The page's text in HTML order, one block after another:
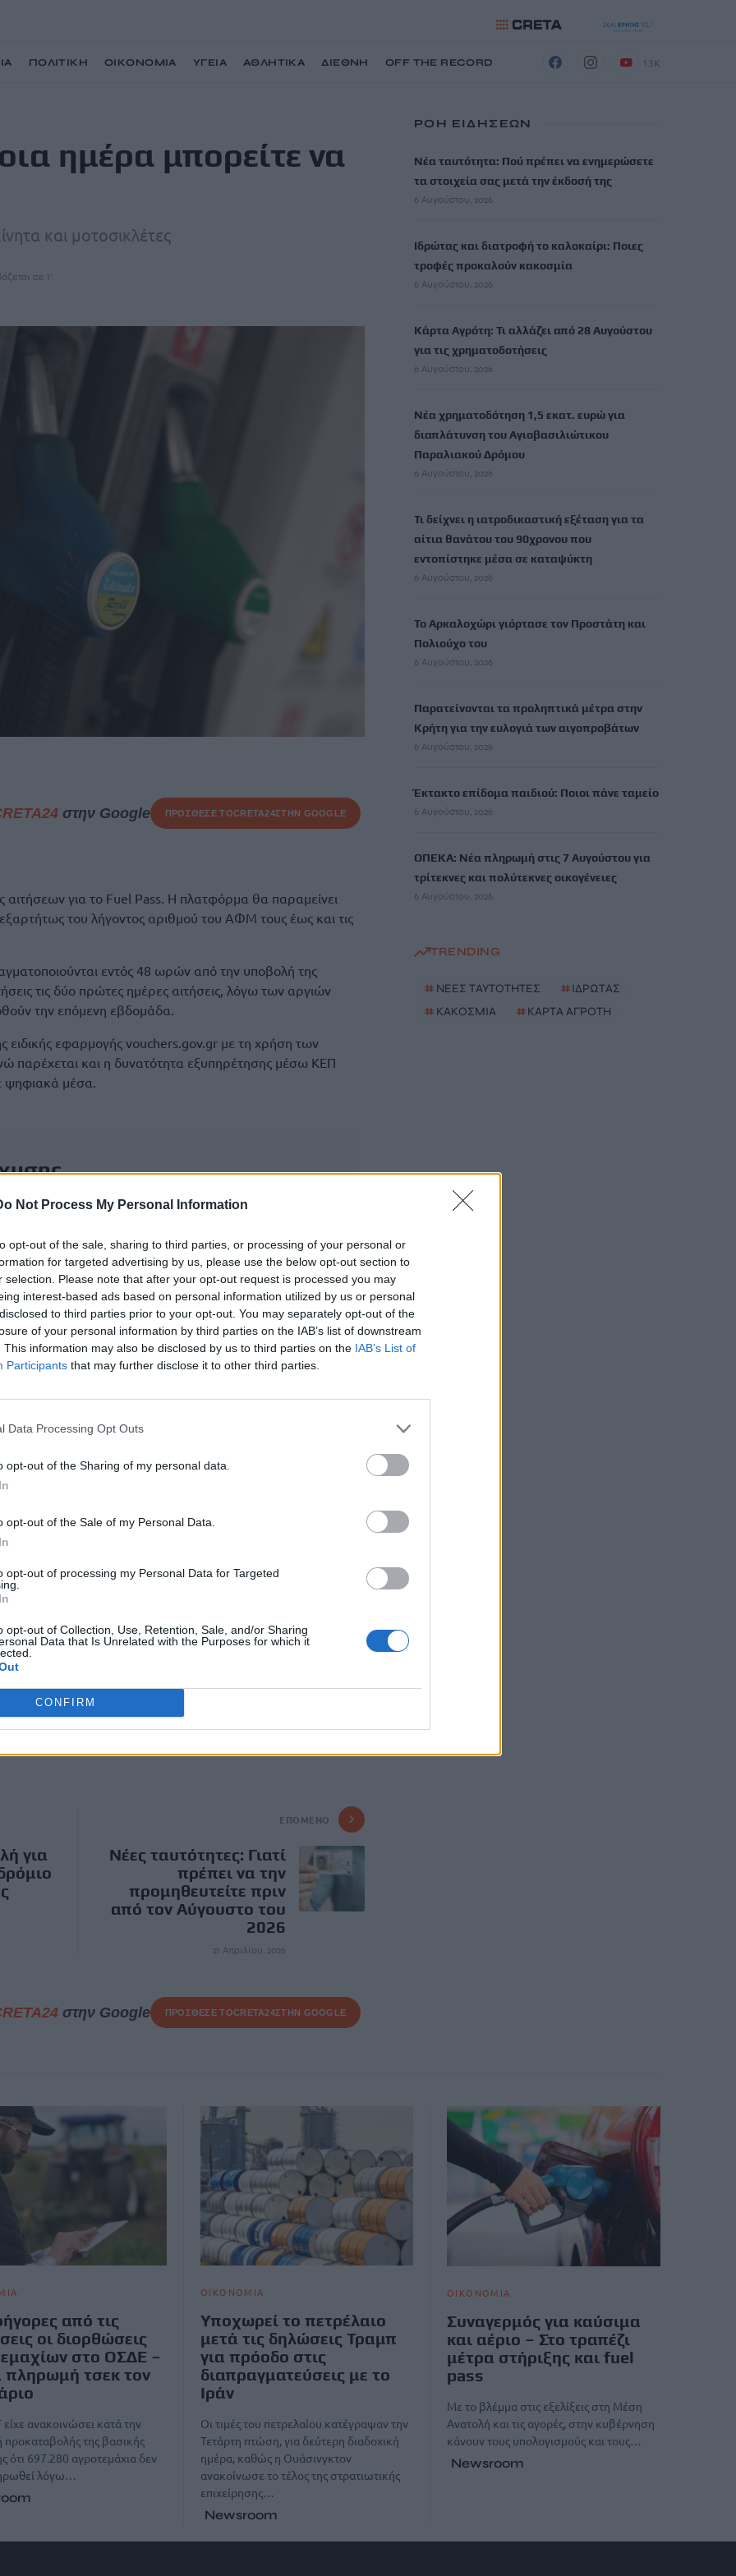
Not Process My Personal Information
opt-out of the sale, sharing to third parties, or processing of your personal or
for targeted advertising by us, please use the below opt-out section to
selection. Please note that after your opt-out request is processed you may
interest-based ads based on personal information utilized by us or personal
to third parties prior to your opt-out. You may separately opt-out of the
of your personal information by third parties on the IAB’s list of downstream
This information may also be disclosed by us to third parties on the IAB’s List of
Participants that may further disclose it to other third parties.
Data Processing Opt Outs
opt-out of the Sharing of my personal data.
opt-out of the Sale of my Personal Data.
opt-out of processing my Personal Data for Targeted
opt-out of Collection, Use, Retention, Sale, and/or Sharing
Data that Is Unrelated with the Purposes for which it
CONFIRM
ΠΟΛΙΤΙΚΗ ΟΙΚΟΝΟΜΙΑ ΥΓΕΙΑ ΑΘΛΗΤΙΚΑ ΔΙΕΘΝΗ OFF THE RECORD 13K
ημέρα μπορείτε να
και μοτοσικλέτες
σε 1'
στην Google ΠΡΟΣΘΕΣΕ ΤΟCRETA24ΣΤΗΝ GOOGLE
αιτήσεων για το Fuel Pass. Η πλατφόρμα θα παραμείνει
του λήγοντος αριθμού του ΑΦΜ τους έως και τις
εντός 48 ωρών από την υποβολή της
τις δύο πρώτες ημέρες αιτήσεις, λόγω των αργιών
την επόμενη εβδομάδα.
ειδικής εφαρμογής vouchers.gov.gr με τη χρήση των
παρέχεται και η δυνατότητα εξυπηρέτησης μέσω ΚΕΠ
ψηφιακά μέσα.
το είδος του οχήματος, την περιοχή κύριας κατοικίας και
νησιωτικές περιοχές
περιοχές
ηπειρωτική Ελλάδα
Ελλάδα
περιοχές
περιοχές
ηπειρωτική Ελλάδα
Ελλάδα
κάρτας δίνει σταθερά 10 ευρώ περισσότερα
λογαριασμό.
για
ΕΠΌΜΕΝΟ
Νέες ταυτότητες: Γιατί
πρέπει να την
προμηθευτείτε πριν
από τον Αύγουστο του
2026
21 Απριλίου, 2026
στην Google ΠΡΟΣΘΕΣΕ ΤΟCRETA24ΣΤΗΝ GOOGLE
ΡΟΗ ΕΙΔΗΣΕΩΝ
Νέα ταυτότητα: Πού πρέπει να ενημερώσετε
τα στοιχεία σας μετά την έκδοσή της
6 Αυγούστου, 2026
Ιδρώτας και διατροφή το καλοκαίρι: Ποιες
τροφές προκαλούν κακοσμία
6 Αυγούστου, 2026
Κάρτα Αγρότη: Τι αλλάζει από 28 Αυγούστου
για τις χρηματοδοτήσεις
6 Αυγούστου, 2026
Νέα χρηματοδότηση 1,5 εκατ. ευρώ για
διαπλάτυνση του Αγιοβασιλιώτικου
Παραλιακού Δρόμου
6 Αυγούστου, 2026
Τι δείχνει η ιατροδικαστική εξέταση για τα
αίτια θανάτου του 90χρονου που
εντοπίστηκε μέσα σε καταψύκτη
6 Αυγούστου, 2026
Το Αρκαλοχώρι γιόρτασε τον Προστάτη και
Πολιούχο του
6 Αυγούστου, 2026
Παρατείνονται τα προληπτικά μέτρα στην
Κρήτη για την ευλογιά των αιγοπροβάτων
6 Αυγούστου, 2026
Έκτακτο επίδομα παιδιού: Ποιοι πάνε ταμείο
6 Αυγούστου, 2026
ΟΠΕΚΑ: Νέα πληρωμή στις 7 Αυγούστου για
τρίτεκνες και πολύτεκνες οικογένειες
6 Αυγούστου, 2026
TRENDING
# ΝΕΕΣ ΤΑΥΤΟΤΗΤΕΣ #ΙΔΡΩΤΑΣ
# ΚΑΚΟΣΜΙΑ #ΚΑΡΤΑ ΑΓΡΟΤΗ
από τις
οι διορθώσεις
στο ΟΣΔΕ –
πληρωμή τσεκ τον
ανακοινώσει κατά την
της βασικής
ότι 697.280 αγροτεμάχια δεν
λόγω…
ΟΙΚΟΝΟΜΙΑ
Υποχωρεί το πετρέλαιο
μετά τις δηλώσεις Τραμπ
για πρόοδο στις
διαπραγματεύσεις με το
Ιράν
Οι τιμές του πετρελαίου κατέγραψαν την
Τετάρτη πτώση, για δεύτερη διαδοχική
ημέρα, καθώς η Ουάσινγκτον
ανακοίνωσε το τέλος της στρατιωτικής
επιχείρησης…
Newsroom
ΟΙΚΟΝΟΜΙΑ
Συναγερμός για καύσιμα
και αέριο – Στο τραπέζι
μέτρα στήριξης και fuel
pass
Με το βλέμμα στις εξελίξεις στη Μέση
Ανατολή και τις αγορές, στην κυβέρνηση
κάνουν τους υπολογισμούς και τους…
Newsroom